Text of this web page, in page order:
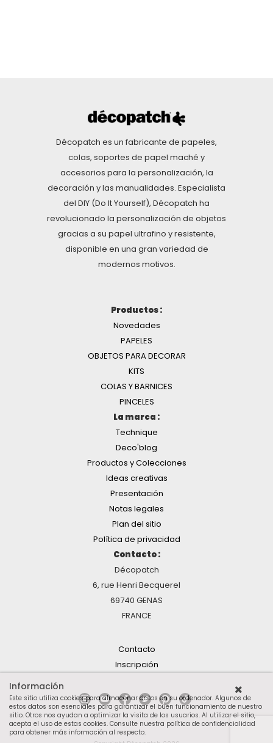
Décopatch es un fabricante de papeles,
colas, soportes de papel maché y
accesorios para la personalización, la
decoración y las manualidades. Especialista
del DIY (Do It Yourself), Décopatch ha
revolucionado la personalización de objetos
gracias a su papel ultrafino y resistente,
disponible en una gran variedad de
modernos motivos.
Productos :
Novedades
PAPELES
OBJETOS PARA DECORAR
KITS
COLAS Y BARNICES
PINCELES
La marca :
Technique
Deco'blog
Productos y Colecciones
Ideas creativas
Presentación
Notas legales
Plan del sitio
Política de privacidad
Contacto :
Décopatch
6, rue Henri Becquerel
69740 GENAS
FRANCE
Contacto
Inscripción
Información
Este sitio utiliza cookies para almacenar datos en su ordenador. Algunos de
estos datos son esenciales para garantizar el buen funcionamiento de nuestro
sitio. Otros nos ayudan a optimizar la visita de los usuarios. Al utilizar el sitio,
acepta el uso de estas cookies. Consulte nuestra política de confidencialidad
para obtener más información al respecto.